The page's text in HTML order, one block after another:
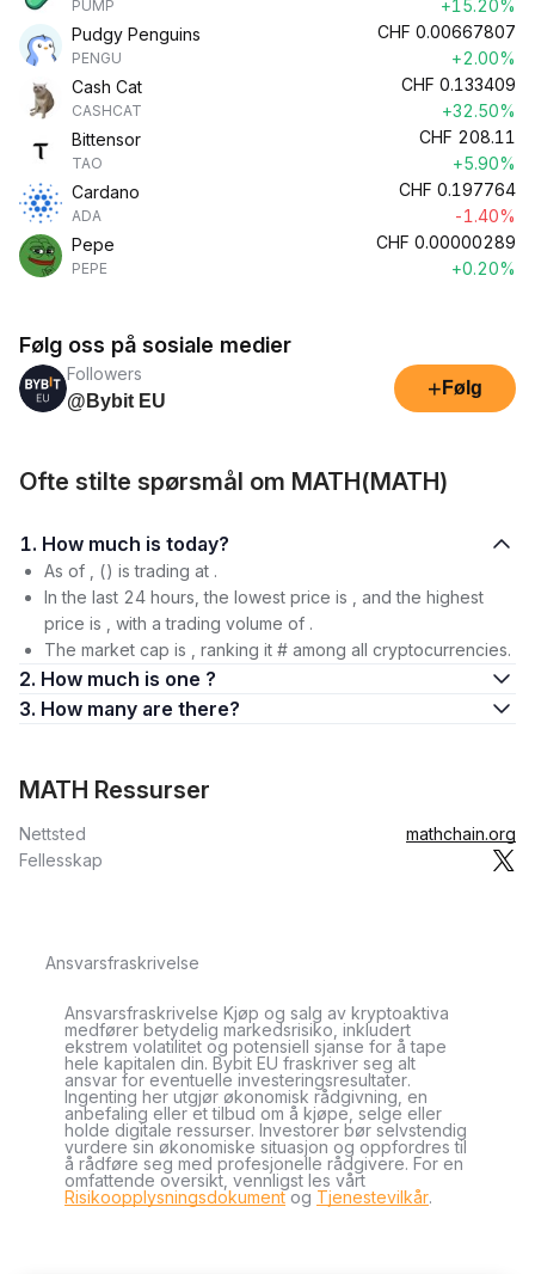
PUMP
+15.20%
Pudgy Penguins
PENGU
CHF 0.00667807
+2.00%
Cash Cat
CASHCAT
CHF 0.133409
+32.50%
Bittensor
TAO
CHF 208.11
+5.90%
Cardano
ADA
CHF 0.197764
-1.40%
Pepe
PEPE
CHF 0.00000289
+0.20%
Følg oss på sosiale medier
Followers
@Bybit EU
+ Følg
Ofte stilte spørsmål om MATH(MATH)
1. How much is today?
As of , () is trading at .
In the last 24 hours, the lowest price is , and the highest
price is , with a trading volume of .
The market cap is , ranking it # among all cryptocurrencies.
2. How much is one ?
3. How many are there?
MATH Ressurser
Nettsted
mathchain.org
Fellesskap
Ansvarsfraskrivelse
Ansvarsfraskrivelse Kjøp og salg av kryptoaktiva
medfører betydelig markedsrisiko, inkludert
ekstrem volatilitet og potensiell sjanse for å tape
hele kapitalen din. Bybit EU fraskriver seg alt
ansvar for eventuelle investeringsresultater.
Ingenting her utgjør økonomisk rådgivning, en
anbefaling eller et tilbud om å kjøpe, selge eller
holde digitale ressurser. Investorer bør selvstendig
vurdere sin økonomiske situasjon og oppfordres til
å rådføre seg med profesjonelle rådgivere. For en
omfattende oversikt, vennligst les vårt
Risikoopplysningsdokumentog Tjenestevilkår.